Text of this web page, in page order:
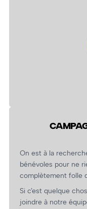
On est à la
bénévoles pour ne
complètement folle
Si c’est quelque
joindre à notre